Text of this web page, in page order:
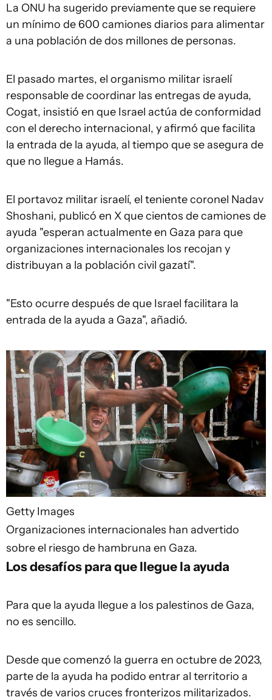
La ONU ha sugerido previamente que se requiere
un mínimo de 600 camiones diarios para alimentar
a una población de dos millones de personas.
El pasado martes, el organismo militar israelí
responsable de coordinar las entregas de ayuda,
Cogat, insistió en que Israel actúa de conformidad
con el derecho internacional, y afirmó que facilita
la entrada de la ayuda, al tiempo que se asegura de
que no llegue a Hamás.
El portavoz militar israelí, el teniente coronel Nadav
Shoshani, publicó en X que cientos de camiones de
ayuda "esperan actualmente en Gaza para que
organizaciones internacionales los recojan y
distribuyan a la población civil gazatí".
"Esto ocurre después de que Israel facilitara la
entrada de la ayuda a Gaza", añadió.
Getty Images
Organizaciones internacionales han advertido
sobre el riesgo de hambruna en Gaza.
Los desafíos para que llegue la ayuda
Para que la ayuda llegue a los palestinos de Gaza,
no es sencillo.
Desde que comenzó la guerra en octubre de 2023,
parte de la ayuda ha podido entrar al territorio a
través de varios cruces fronterizos militarizados.